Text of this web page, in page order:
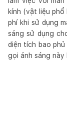
kính (vật liệu
phí khi sử dụng
sáng sử dụng
diện tích bao
gọi ánh sáng này